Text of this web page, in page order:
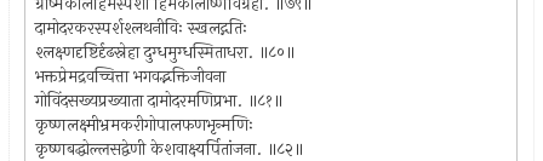
दामोदरकरस्पर्शश्लथनीविः स्खलद्गतिः
श्लक्ष्णदृष्टिर्दृढस्नेहा दुग्धमुग्धस्मिताधरा. ॥८०॥
भक्तप्रेमद्रवच्चित्ता भगवद्भक्तिजीवना
गोविंदसख्यप्रख्याता दामोदरमणिप्रभा. ॥८१॥
कृष्णलक्ष्मीभ्रमकरीगोपालफणभृन्मणिः
कृष्णबद्धोल्लसद्वेणी केशवाक्ष्यर्पितांजना. ॥८२॥